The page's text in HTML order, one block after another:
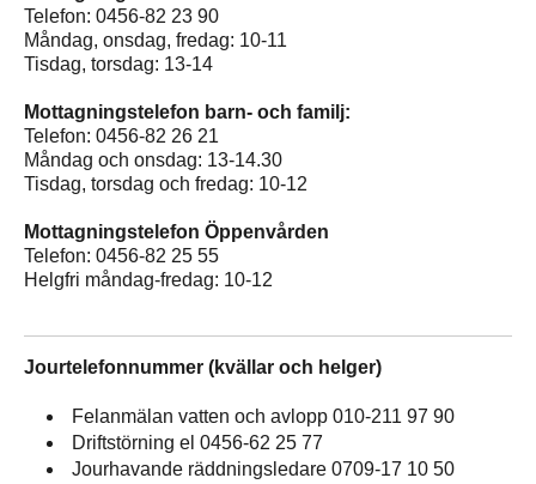
Telefon: 0456-82 23 90
Måndag, onsdag, fredag: 10-11
Tisdag, torsdag: 13-14
Mottagningstelefon barn- och familj:
Telefon: 0456-82 26 21
Måndag och onsdag: 13-14.30
Tisdag, torsdag och fredag: 10-12
Mottagningstelefon Öppenvården
Telefon: 0456-82 25 55
Helgfri måndag-fredag: 10-12
Jourtelefonnummer (kvällar och helger)
Felanmälan vatten och avlopp 010-211 97 90
Driftstörning el 0456-62 25 77
Jourhavande räddningsledare 0709-17 10 50